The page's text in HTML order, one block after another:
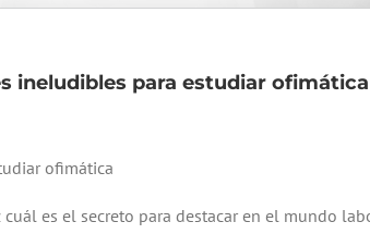
ineludibles para estudiar
ofimática
es el secreto para destacar en el mundo